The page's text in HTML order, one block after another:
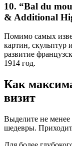
10. “Bal du
& Additional
Помимо самых
картин, скульптур
развитие
1914 год.
Как
визит
Выделите не менее
шедевры.